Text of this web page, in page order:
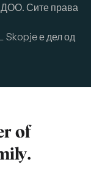
Сите права
Skopje е дел од
of